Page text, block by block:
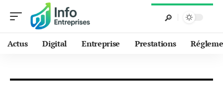
Actus Digital Entreprise Prestations